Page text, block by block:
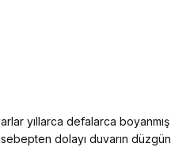
yıllarca defalarca boyanmış
dolayı duvarın düzgün